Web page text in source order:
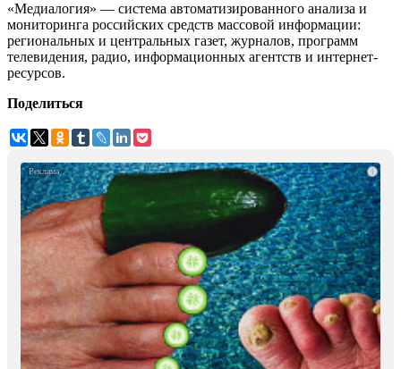
«Медиалогия» — система автоматизированного анализа и
мониторинга российских средств массовой информации:
региональных и центральных газет, журналов, программ
телевидения, радио, информационных агентств и интернет-
ресурсов.
Поделиться
i